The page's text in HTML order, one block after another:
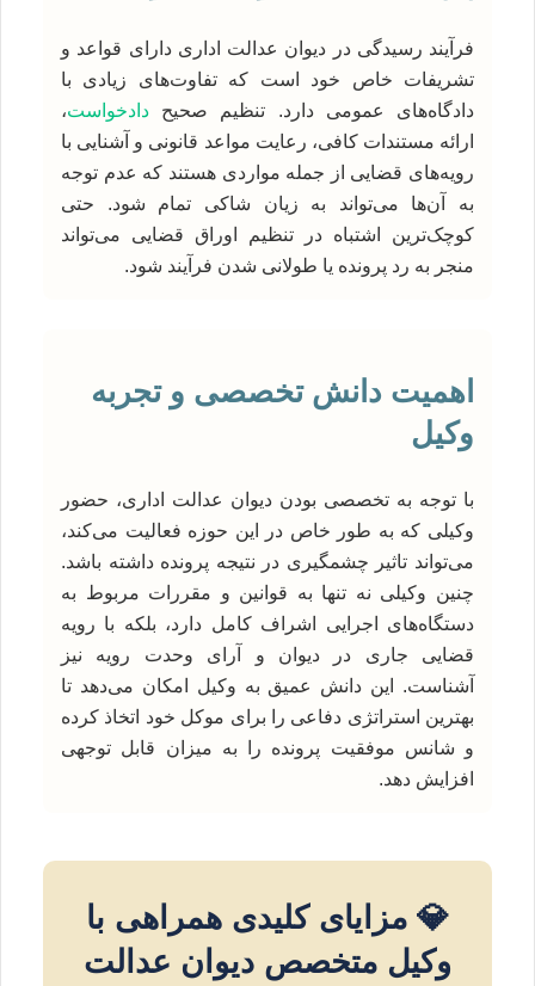
فرآیند رسیدگی در دیوان عدالت اداری دارای قواعد و
تشریفات خاص خود است که تفاوت‌های زیادی با
دادگاه‌های عمومی دارد. تنظیم صحیح دادخواست،
ارائه مستندات کافی، رعایت مواعد قانونی و آشنایی با
رویه‌های قضایی از جمله مواردی هستند که عدم توجه
به آن‌ها می‌تواند به زیان شاکی تمام شود. حتی
کوچک‌ترین اشتباه در تنظیم اوراق قضایی می‌تواند
منجر به رد پرونده یا طولانی شدن فرآیند شود.
اهمیت دانش تخصصی و تجربه
وکیل
با توجه به تخصصی بودن دیوان عدالت اداری، حضور
وکیلی که به طور خاص در این حوزه فعالیت می‌کند،
می‌تواند تاثیر چشمگیری در نتیجه پرونده داشته باشد.
چنین وکیلی نه تنها به قوانین و مقررات مربوط به
دستگاه‌های اجرایی اشراف کامل دارد، بلکه با رویه
قضایی جاری در دیوان و آرای وحدت رویه نیز
آشناست. این دانش عمیق به وکیل امکان می‌دهد تا
بهترین استراتژی دفاعی را برای موکل خود اتخاذ کرده
و شانس موفقیت پرونده را به میزان قابل توجهی
افزایش دهد.
💎 مزایای کلیدی همراهی با
وکیل متخصص دیوان عدالت